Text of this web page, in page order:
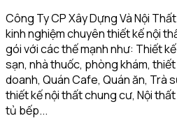
Công Ty CP Xây Dựng Và Nội
kinh nghiệm chuyên thiết kế nội
gói với các thế mạnh như: Thiết
sạn, nhà thuốc, phòng khám,
doanh, Quán Cafe, Quán ăn, Trà
thiết kế nội thất chung cư, Nội
tủ bếp...